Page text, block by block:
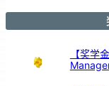
1
年
【奖学